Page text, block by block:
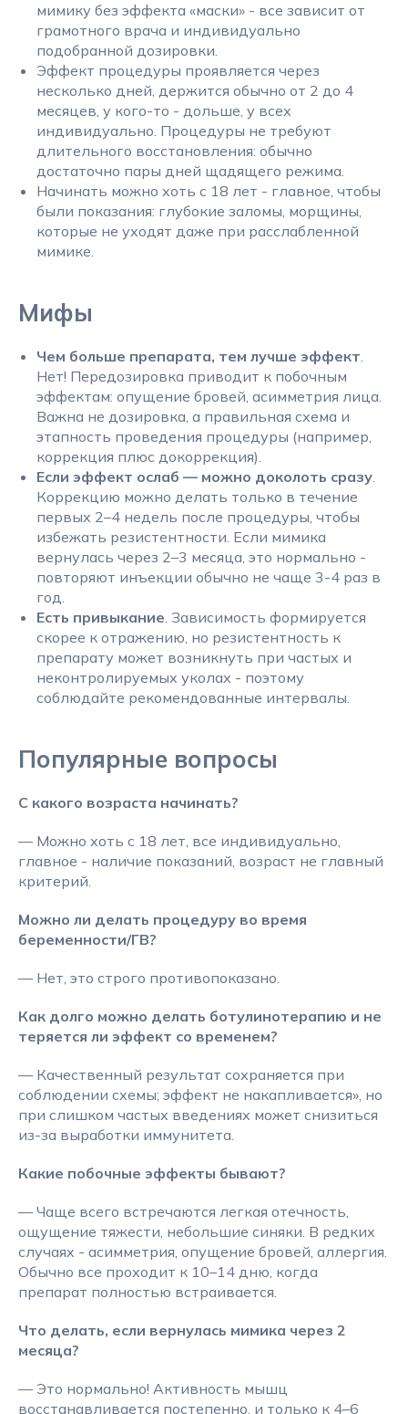
мимику без эффекта «маски» - все зависит от
грамотного врача и индивидуально
подобранной дозировки.
Эффект процедуры проявляется через
несколько дней, держится обычно от 2 до 4
месяцев, у кого-то - дольше, у всех
индивидуально. Процедуры не требуют
длительного восстановления: обычно
достаточно пары дней щадящего режима.
Начинать можно хоть с 18 лет - главное, чтобы
были показания: глубокие заломы, морщины,
которые не уходят даже при расслабленной
мимике.
Мифы
Чем больше препарата, тем лучше эффект.
Нет! Передозировка приводит к побочным
эффектам: опущение бровей, асимметрия лица.
Важна не дозировка, а правильная схема и
этапность проведения процедуры (например,
коррекция плюс докоррекция).
Если эффект ослаб — можно доколоть сразу.
Коррекцию можно делать только в течение
первых 2–4 недель после процедуры, чтобы
избежать резистентности. Если мимика
вернулась через 2–3 месяца, это нормально -
повторяют инъекции обычно не чаще 3-4 раз в
год.
Есть привыкание. Зависимость формируется
скорее к отражению, но резистентность к
препарату может возникнуть при частых и
неконтролируемых уколах - поэтому
соблюдайте рекомендованные интервалы.
Популярные вопросы
С какого возраста начинать?
— Можно хоть с 18 лет, все индивидуально,
главное - наличие показаний, возраст не главный
критерий.
Можно ли делать процедуру во время
беременности/ГВ?
— Нет, это строго противопоказано.
Как долго можно делать ботулинотерапию и не
теряется ли эффект со временем?
— Качественный результат сохраняется при
соблюдении схемы; эффект не накапливается», но
при слишком частых введениях может снизиться
из-за выработки иммунитета.
Какие побочные эффекты бывают?
— Чаще всего встречаются легкая отечность,
ощущение тяжести, небольшие синяки. В редких
случаях - асимметрия, опущение бровей, аллергия.
Обычно все проходит к 10–14 дню, когда
препарат полностью встраивается.
Что делать, если вернулась мимика через 2
месяца?
— Это нормально! Активность мышц
восстанавливается постепенно, и только к 4–6